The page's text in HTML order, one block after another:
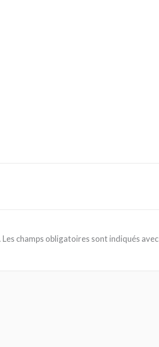
Les champs obligatoires sont indiqués avec